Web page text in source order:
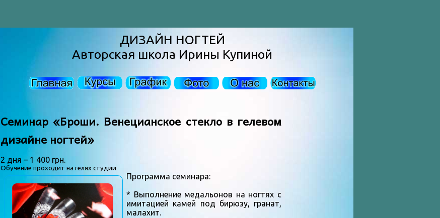
ДИЗАЙН НОГТЕЙ
Авторская школа Ирины Купиной
Семинар «Броши. Венецианское стекло в гелевом
дизайне ногтей»
2 дня – 1 400 грн.
Обучение проходит на гелях студии
Программа семинара:
* Выполнение медальонов на ногтях с
имитацией камей под бирюзу, гранат,
малахит.